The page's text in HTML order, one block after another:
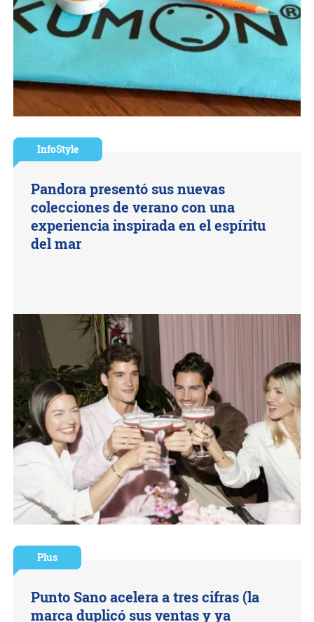
InfoStyle
Pandora presentó sus nuevas
colecciones de verano con una
experiencia inspirada en el espíritu
del mar
Plus
Punto Sano acelera a tres cifras (la
marca duplicó sus ventas y ya